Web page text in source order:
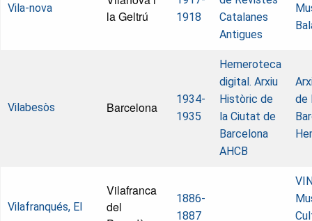
Vila-nova
la Geltrú
1918
Catalanes
Antigues
Vilabesòs Barcelona
1934-
1935
Hemeroteca
digital. Arxiu
Històric de
la Ciutat de
Barcelona
AHCB
de
Vilafranqués, El
Vilafranca
del
1886-
1887